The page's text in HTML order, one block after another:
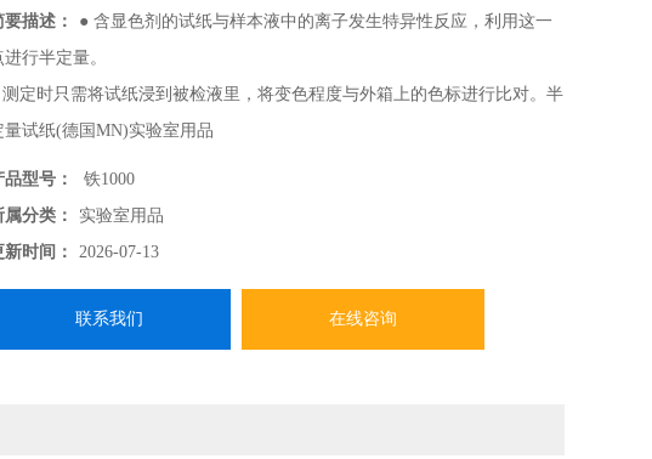
要描述：
● 含显色剂的试纸与样本液中的离子发生特异性反应，利用这一
进行半定量。
测定时只需将试纸浸到被检液里，将变色程度与外箱上的色标进行比对。半
量试纸(德国MN)实验室用品
品型号：
铁1000
属分类：
实验室用品
新时间：
2026-07-13
联系我们 在线咨询